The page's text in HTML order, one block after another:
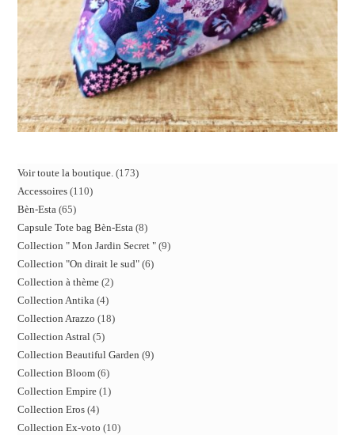
Voir toute la boutique. 173
Accessoires 110
Bèn-Esta 65
Capsule Tote bag Bèn-Esta 8
Collection " Mon Jardin Secret " 9
Collection "On dirait le sud" 6
Collection à thème 2
Collection Antika 4
Collection Arazzo 18
Collection Astral 5
Collection Beautiful Garden 9
Collection Bloom 6
Collection Empire 1
Collection Eros 4
Collection Ex-voto 10